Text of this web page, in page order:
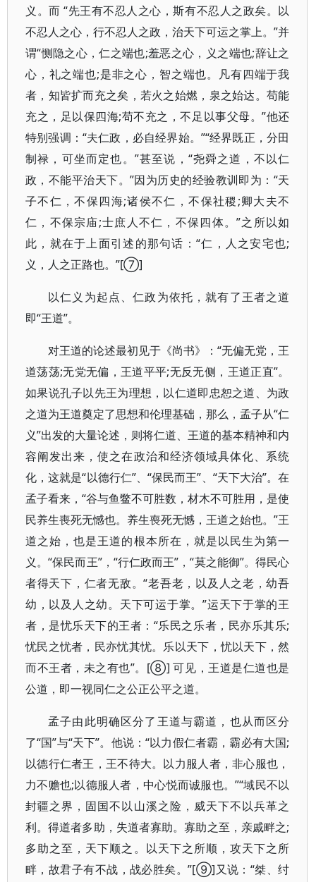
义。而 “先王有不忍人之心，斯有不忍人之政矣。以
不忍人之心，行不忍人之政，治天下可运之掌上。”并
谓“恻隐之心，仁之端也;羞恶之心，义之端也;辞让之
心，礼之端也;是非之心，智之端也。凡有四端于我
者，知皆扩而充之矣，若火之始燃，泉之始达。苟能
充之，足以保四海;苟不充之，不足以事父母。”他还
特别强调：“夫仁政，必自经界始。”“经界既正，分田
制禄，可坐而定也。”甚至说，“尧舜之道，不以仁
政，不能平治天下。”因为历史的经验教训即为：“天
子不仁，不保四海;诸侯不仁，不保社稷;卿大夫不
仁，不保宗庙;士庶人不仁，不保四体。”之所以如
此，就在于上面引述的那句话：“仁，人之安宅也;
义，人之正路也。”[⑦]
以仁义为起点、仁政为依托，就有了王者之道
即“王道”。
对王道的论述最初见于《尚书》：“无偏无党，王
道荡荡;无党无偏，王道平平;无反无侧，王道正直”。
如果说孔子以先王为理想，以仁道即忠恕之道、为政
之道为王道奠定了思想和伦理基础，那么，孟子从“仁
义”出发的大量论述，则将仁道、王道的基本精神和内
容阐发出来，使之在政治和经济领域具体化、系统
化，这就是“以德行仁”、“保民而王”、“天下大治”。在
孟子看来，“谷与鱼鳖不可胜数，材木不可胜用，是使
民养生喪死无憾也。养生喪死无憾，王道之始也。”王
道之始，也是王道的根本所在，就是以民生为第一
义。“保民而王”，“行仁政而王”，“莫之能御”。得民心
者得天下，仁者无敌。“老吾老，以及人之老，幼吾
幼，以及人之幼。天下可运于掌。”运天下于掌的王
者，是忧乐天下的王者：“乐民之乐者，民亦乐其乐;
忧民之忧者，民亦忧其忧。乐以天下，忧以天下，然
而不王者，未之有也”。[⑧] 可见，王道是仁道也是
公道，即一视同仁之公正公平之道。
孟子由此明确区分了王道与霸道，也从而区分
了“国”与“天下”。他说：“以力假仁者霸，霸必有大国;
以德行仁者王，王不待大。以力服人者，非心服也，
力不赡也;以德服人者，中心悦而诚服也。”“域民不以
封疆之界，固国不以山溪之险，威天下不以兵革之
利。得道者多助，失道者寡助。寡助之至，亲戚畔之;
多助之至，天下顺之。以天下之所顺，攻天下之所
畔，故君子有不战，战必胜矣。”[⑨]又说：“桀、纣